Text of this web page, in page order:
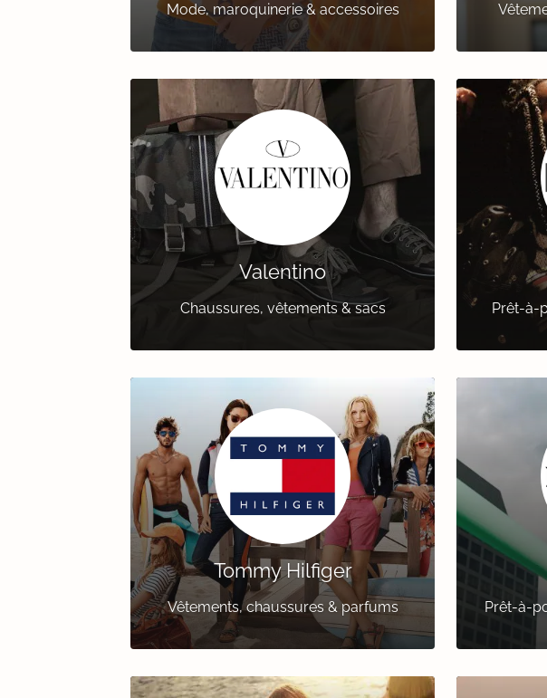
Mode, maroquinerie & accessoires
Valentino
Chaussures, vêtements & sacs Prêt-à-
Tommy Hilfiger
Vêtements, chaussures & parfums Prêt-à-